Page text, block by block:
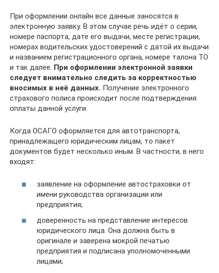
При оформлении онлайн все данные заносятся в
электронную заявку. В этом случае речь идёт о серии,
номере паспорта, дате его выдачи, месте регистрации,
номерах водительских удостоверений с датой их выдачи
и названием регистрационного органа, номере талона ТО
и так далее. При оформлении электронной заявки
следует внимательно следить за корректностью
вносимых в неё данных. Получение электронного
страхового полиса происходит после подтверждения
оплаты данной услуги.
Когда ОСАГО оформляется для автотранспорта,
принадлежащего юридическим лицам, то пакет
документов будет несколько иным. В частности, в него
входят:
заявление на оформление автостраховки от
имени руководства организации или
предприятия;
доверенность на представление интересов
юридического лица. Она должна быть в
оригинале и заверена мокрой печатью
предприятия и подписана уполномоченными
лицами;